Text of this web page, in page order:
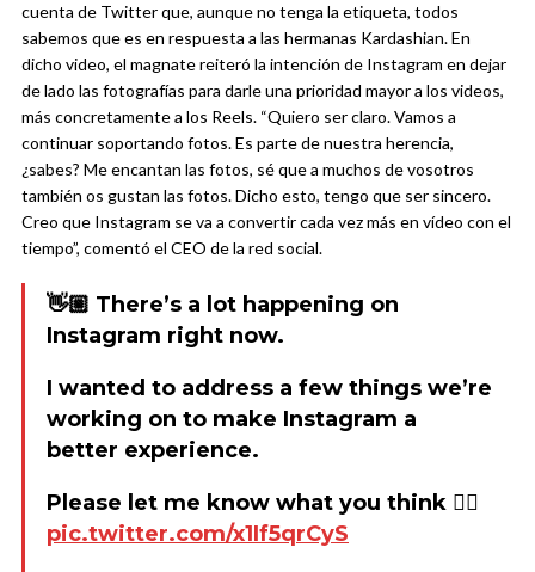
cuenta de Twitter que, aunque no tenga la etiqueta, todos
sabemos que es en respuesta a las hermanas Kardashian. En
dicho video, el magnate reiteró la intención de Instagram en dejar
de lado las fotografías para darle una prioridad mayor a los videos,
más concretamente a los Reels. “Quiero ser claro. Vamos a
continuar soportando fotos. Es parte de nuestra herencia,
¿sabes? Me encantan las fotos, sé que a muchos de vosotros
también os gustan las fotos. Dicho esto, tengo que ser sincero.
Creo que Instagram se va a convertir cada vez más en vídeo con el
tiempo”, comentó el CEO de la red social.
👋🏼 There’s a lot happening on
Instagram right now.
I wanted to address a few things we’re
working on to make Instagram a
better experience.
Please let me know what you think 👇🏼
pic.twitter.com/x1If5qrCyS